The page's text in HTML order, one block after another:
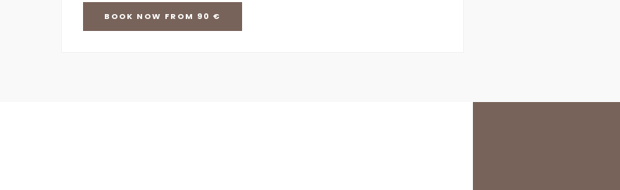
BOOK NOW FROM 90 €